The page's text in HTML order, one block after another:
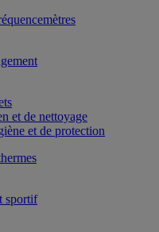
et de nettoyage
et de protection
sportif